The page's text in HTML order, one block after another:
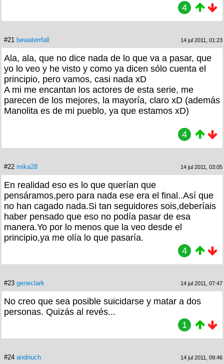
4
#21 bewaterrfall 14 jul 2011, 01:23
Ala, ala, que no dice nada de lo que va a pasar, que
yo lo veo y he visto y como ya dicen sólo cuenta el
principio, pero vamos, casi nada xD
A mi me encantan los actores de esta serie, me
parecen de los mejores, la mayoría, claro xD (además
Manolita es de mi pueblo, ya que estamos xD)
4
#22 mika28 14 jul 2011, 03:05
En realidad eso es lo que querían que
pensáramos,pero para nada ese era el final..Así que
no han cagado nada.Si tan seguidores sois,deberíais
haber pensado que eso no podía pasar de esa
manera.Yo por lo menos que la veo desde el
principio,ya me olía lo que pasaría.
4
#23 geneclark 14 jul 2011, 07:47
No creo que sea posible suicidarse y matar a dos
personas. Quizás al revés...
1
#24 andriuch 14 jul 2011, 09:46